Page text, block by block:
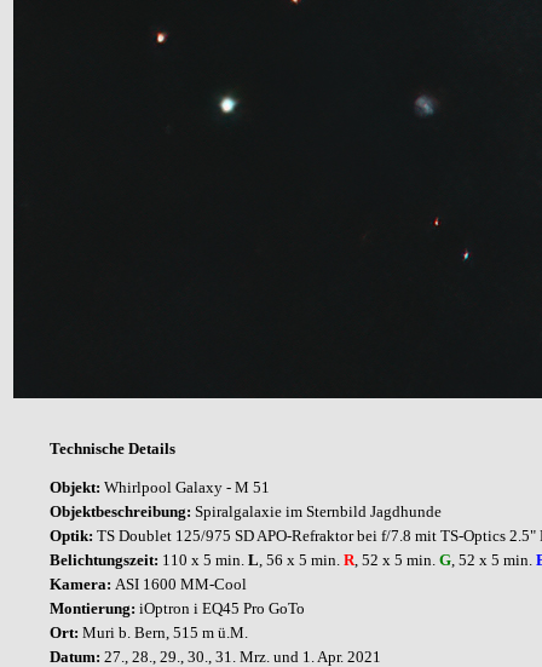
Technische Details
Objekt: Whirlpool Galaxy - M 51
Objektbeschreibung: Spiralgalaxie im Sternbild Jagdhunde
Optik: TS Doublet 125/975 SD APO-Refraktor bei f/7.8 mit TS-Optics
Belichtungszeit: 110 x 5 min. L, 56 x 5 min. R, 52 x 5 min. G, 52 x 5 min.
Kamera: ASI 1600 MM-Cool
Montierung: iOptron i EQ45 Pro GoTo
Ort: Muri b. Bern, 515 m ü.M.
Datum: 27., 28., 29., 30., 31. Mrz. und 1. Apr. 2021